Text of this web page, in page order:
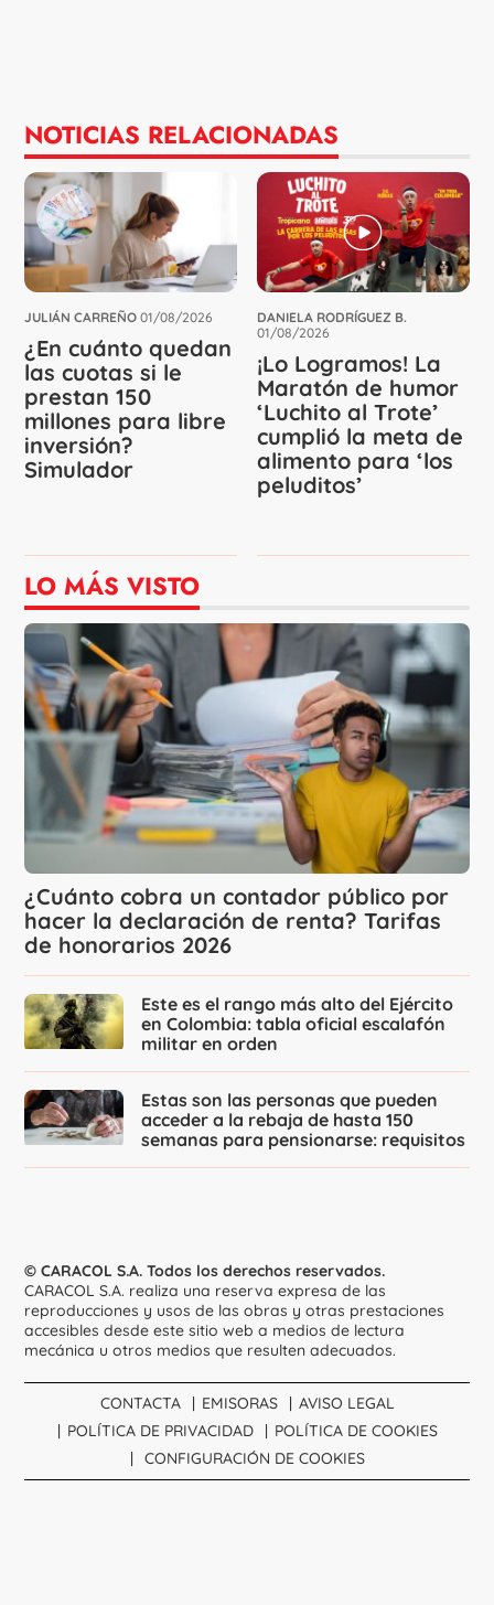
NOTICIAS RELACIONADAS
JULIÁN CARREÑO 01/08/2026
¿En cuánto quedan
las cuotas si le
prestan 150
millones para libre
inversión?
Simulador
DANIELA RODRÍGUEZ B.
01/08/2026
¡Lo Logramos! La
Maratón de humor
‘Luchito al Trote’
cumplió la meta de
alimento para ‘los
peluditos’
LO MÁS VISTO
¿Cuánto cobra un contador público por
hacer la declaración de renta? Tarifas
de honorarios 2026
Este es el rango más alto del Ejército
en Colombia: tabla oficial escalafón
militar en orden
Estas son las personas que pueden
acceder a la rebaja de hasta 150
semanas para pensionarse: requisitos
© CARACOL S.A. Todos los derechos reservados.
CARACOL S.A. realiza una reserva expresa de las
reproducciones y usos de las obras y otras prestaciones
accesibles desde este sitio web a medios de lectura
mecánica u otros medios que resulten adecuados.
CONTACTA EMISORAS
AVISO LEGAL
POLÍTICA DE PRIVACIDAD
POLÍTICA DE COOKIES
CONFIGURACIÓN DE COOKIES